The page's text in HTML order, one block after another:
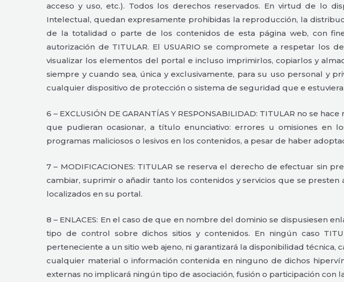
acceso y uso, etc.). Todos los derechos reservados. En virtud de lo
Intelectual, quedan expresamente prohibidas la reproducción, la
de la totalidad o parte de los contenidos de esta página web, con
autorización de TITULAR. El USUARIO se compromete a respetar los
visualizar los elementos del portal e incluso imprimirlos, copiarlos y
siempre y cuando sea, única y exclusivamente, para su uso personal y
cualquier dispositivo de protección o sistema de seguridad que e
6 – EXCLUSIÓN DE GARANTÍAS Y RESPONSABILIDAD: TITULAR no se
que pudieran ocasionar, a título enunciativo: errores u omisiones en
programas maliciosos o lesivos en los contenidos, a pesar de haber
7 – MODIFICACIONES: TITULAR se reserva el derecho de efectuar sin
cambiar, suprimir o añadir tanto los contenidos y servicios que se
localizados en su portal.
8 – ENLACES: En el caso de que en nombre del dominio se dispusiesen
tipo de control sobre dichos sitios y contenidos. En ningún caso
perteneciente a un sitio web ajeno, ni garantizará la disponibilidad
cualquier material o información contenida en ninguno de dichos
externas no implicará ningún tipo de asociación, fusión o participación con